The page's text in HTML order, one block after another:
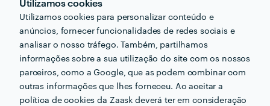
Utilizamos cookies
Utilizamos cookies para personalizar conteúdo e
anúncios, fornecer funcionalidades de redes sociais e
analisar o nosso tráfego. Também, partilhamos
informações sobre a sua utilização do site com os nossos
parceiros, como a Google, que as podem combinar com
outras informações que lhes forneceu. Ao aceitar a
política de cookies da Zaask deverá ter em consideração
Procura catering de jantar
corporativo para o seu